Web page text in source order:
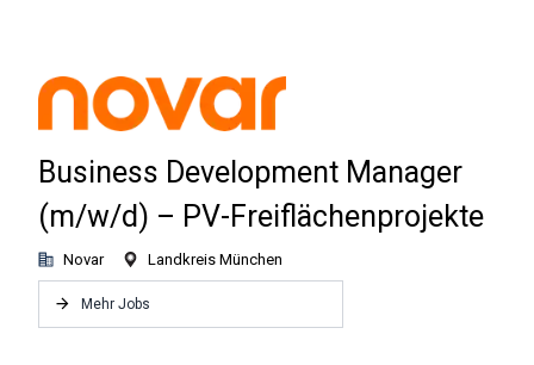
Business Development Manager
(m/w/d) – PV-Freiflächenprojekte
Novar Landkreis München
Mehr Jobs